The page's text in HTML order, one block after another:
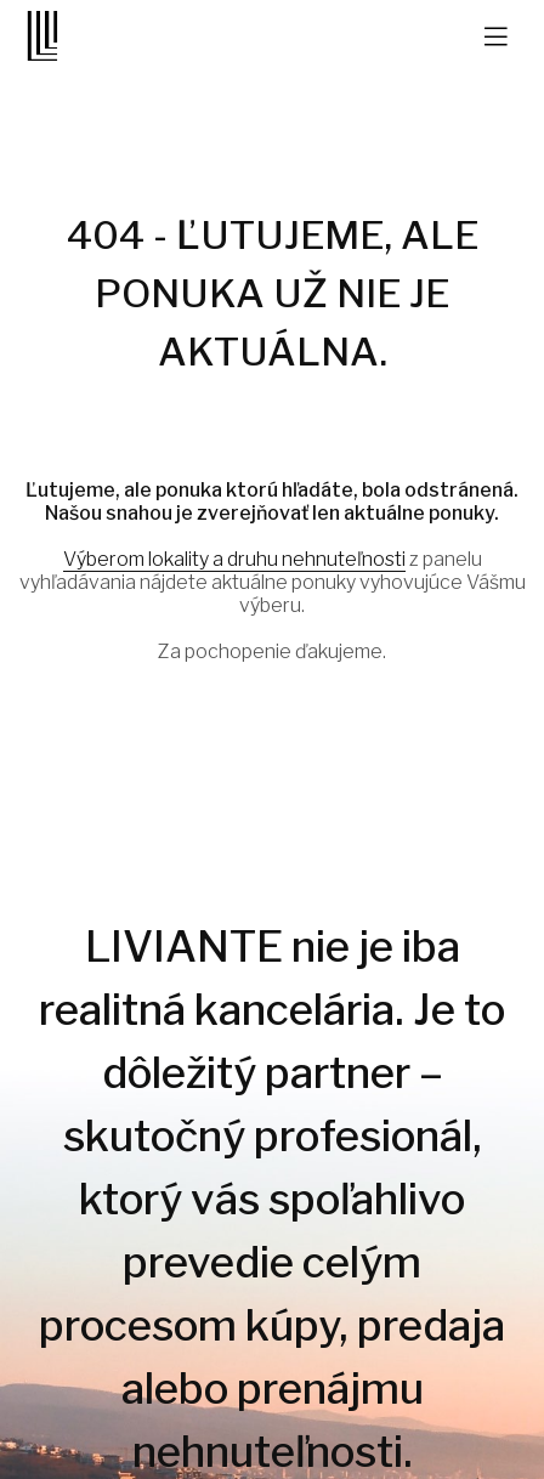
404 - ĽUTUJEME, ALE
PONUKA UŽ NIE JE
AKTUÁLNA.
Ľutujeme, ale ponuka ktorú hľadáte, bola odstránená.
Našou snahou je zverejňovať len aktuálne ponuky.
Výberom lokality a druhu nehnuteľnosti z panelu
vyhľadávania nájdete aktuálne ponuky vyhovujúce Vášmu
výberu.
Za pochopenie ďakujeme.
LIVIANTE nie je iba
realitná kancelária. Je to
dôležitý partner –
skutočný profesionál,
ktorý vás spoľahlivo
prevedie celým
procesom kúpy, predaja
alebo prenájmu
nehnuteľnosti.